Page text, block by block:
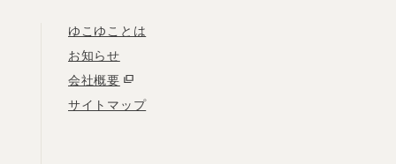
ゆこゆことは
お知らせ
会社概要
サイトマップ